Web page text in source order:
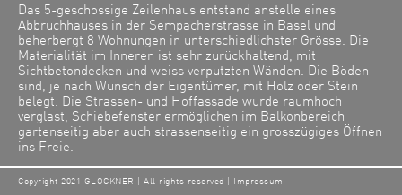
Das 5-geschossige Zeilenhaus entstand anstelle eines
Abbruchhauses in der Sempacherstrasse in Basel und
beherbergt 8 Wohnungen in unterschiedlichster Grösse. Die
Materialität im Inneren ist sehr zurückhaltend, mit
Sichtbetondecken und weiss verputzten Wänden. Die Böden
sind, je nach Wunsch der Eigentümer, mit Holz oder Stein
belegt. Die Strassen- und Hoffassade wurde raumhoch
verglast, Schiebefenster ermöglichen im Balkonbereich
gartenseitig aber auch strassenseitig ein grosszügiges Öffnen
ins Freie.
Fotos: Lilli Kehl
Copyright 2021 GLOCKNER | All rights reserved | Impressum